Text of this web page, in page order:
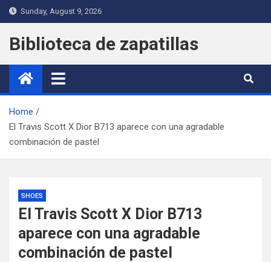
Skip
to
content
Sunday, August 9, 2026
Biblioteca de zapatillas
Home
El Travis Scott X Dior B713 aparece con una agradable
combinación de pastel
SHOES
El Travis Scott X Dior B713
aparece con una agradable
combinación de pastel